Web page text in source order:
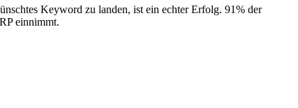
Keyword zu landen, ist ein echter Erfolg. 91% der
einnimmt.